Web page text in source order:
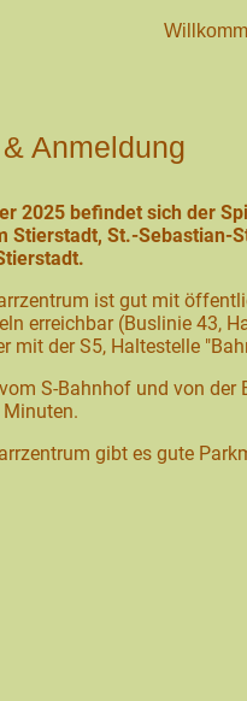
Anmeldung
2025 befindet sich der
Stierstadt, St.-Sebastian-
ist gut mit
erreichbar (Buslinie 43,
mit der S5, Haltestelle
S-Bahnhof und von der
gibt es gute